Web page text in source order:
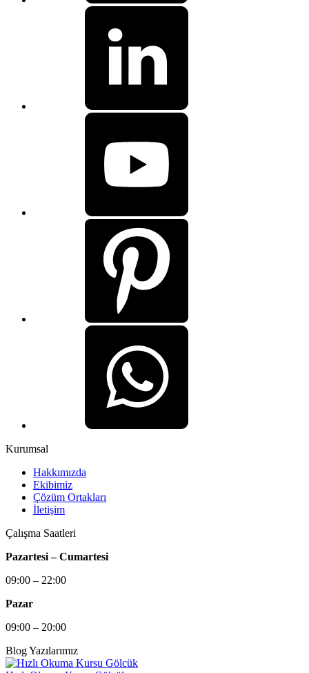
Kurumsal
Hakkımızda
Ekibimiz
Çözüm Ortakları
İletişim
Çalışma Saatleri
Pazartesi – Cumartesi
09:00 – 22:00
Pazar
09:00 – 20:00
Blog Yazılarımız